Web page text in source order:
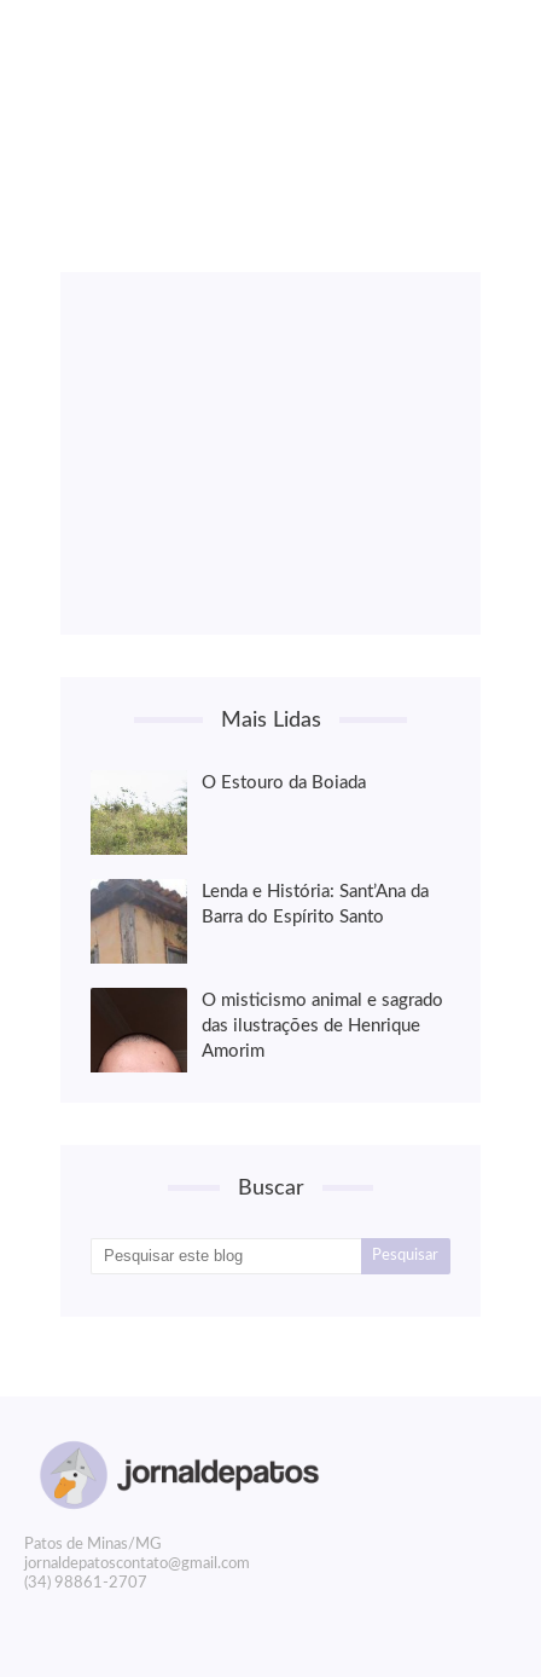
Mais Lidas
O Estouro da Boiada
Lenda e História: Sant’Ana da
Barra do Espírito Santo
O misticismo animal e sagrado
das ilustrações de Henrique
Amorim
Buscar
Patos de Minas/MG
jornaldepatoscontato@gmail.com
(34) 98861-2707